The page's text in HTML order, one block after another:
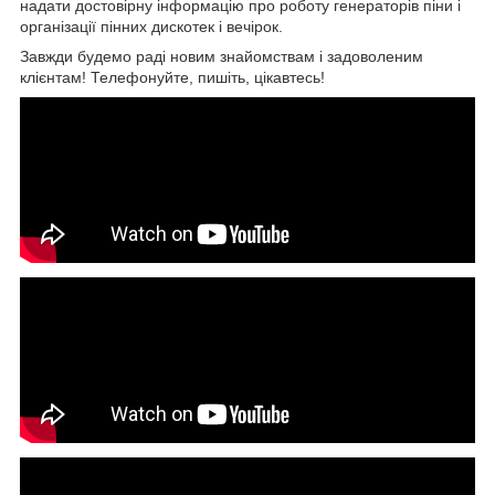
надати достовірну інформацію про роботу генераторів піни і
організації пінних дискотек і вечірок.
Завжди будемо раді новим знайомствам і задоволеним
клієнтам! Телефонуйте, пишіть, цікавтесь!